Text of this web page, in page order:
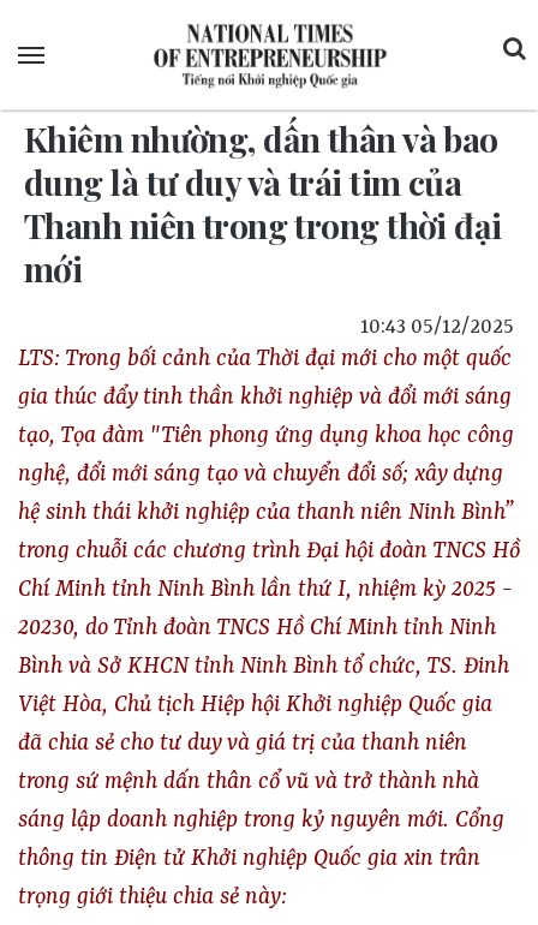
Khiêm nhường, dấn thân và bao
dung là tư duy và trái tim của
Thanh niên trong trong thời đại
mới
10:43 05/12/2025
LTS: Trong bối cảnh của Thời đại mới cho một quốc gia thúc đẩy tinh thần khởi nghiệp và đổi mới sáng tạo, Tọa đàm "Tiên phong ứng dụng khoa học công nghệ, đổi mới sáng tạo và chuyển đổi số; xây dựng hệ sinh thái khởi nghiệp của thanh niên Ninh Bình” trong chuỗi các chương trình Đại hội đoàn TNCS Hồ Chí Minh tỉnh Ninh Bình lần thứ I, nhiệm kỳ 2025 - 20230, do Tỉnh đoàn TNCS Hồ Chí Minh tỉnh Ninh Bình và Sở KHCN tỉnh Ninh Bình tổ chức, TS. Đinh Việt Hòa, Chủ tịch Hiệp hội Khởi nghiệp Quốc gia đã chia sẻ cho tư duy và giá trị